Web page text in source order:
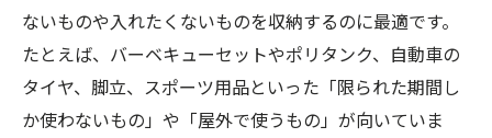
ないものや入れたくないものを収納するのに最適です。
たとえば、バーベキューセットやポリタンク、自動車の
タイヤ、脚立、スポーツ用品といった「限られた期間し
か使わないもの」や「屋外で使うもの」が向いていま